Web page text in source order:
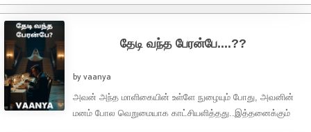
பார்த்தவர்., ஏய்யா எத்தனை ...
தேடி வந்த பேரன்பே....??
by vaanya
அவன் அந்த மாளிகையின் உள்ளே நுழையும் போது, அவனின்
மனம் போல வெறுமையாக காட்சியளித்தது..இத்தனைக்கும்